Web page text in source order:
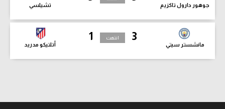
جوهور دارول تاكزيم تشيلسي
3
مانشستر سيتي
1
أتلتيكو مدريد
انتهت